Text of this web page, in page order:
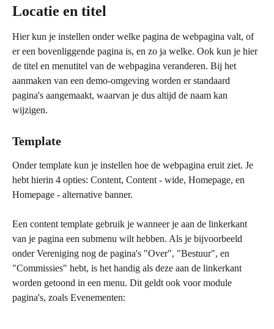
Locatie en titel
Hier kun je instellen onder welke pagina de webpagina valt, of
er een bovenliggende pagina is, en zo ja welke. Ook kun je hier
de titel en menutitel van de webpagina veranderen. Bij het
aanmaken van een demo-omgeving worden er standaard
pagina's aangemaakt, waarvan je dus altijd de naam kan
wijzigen.
Template
Onder template kun je instellen hoe de webpagina eruit ziet. Je
hebt hierin 4 opties: Content, Content - wide, Homepage, en
Homepage - alternative banner.
Een content template gebruik je wanneer je aan de linkerkant
van je pagina een submenu wilt hebben. Als je bijvoorbeeld
onder Vereniging nog de pagina's "Over", "Bestuur", en
"Commissies" hebt, is het handig als deze aan de linkerkant
worden getoond in een menu. Dit geldt ook voor module
pagina's, zoals Evenementen: